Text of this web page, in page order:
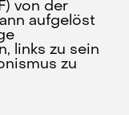
von der
aufgelöst
links zu sein
zu